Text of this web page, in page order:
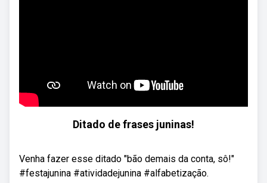
Ditado de frases juninas!
Venha fazer esse ditado "bão demais da conta, sô!"
#festajunina #atividadejunina #alfabetização.